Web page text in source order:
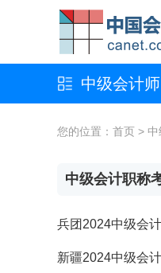
中级会计师
您的位置： 首页 >
中级会计职称
兵团2024中级会
新疆2024中级会